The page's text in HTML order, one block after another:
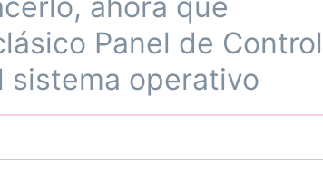
Panel de Control
sistema operativo